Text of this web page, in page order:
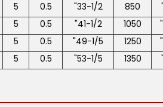
850
33-1/2"
0.5
5
1050
41-1/2"
0.5
5
1250
49-1/5"
0.5
5
1350
53-1/5"
0.5
5